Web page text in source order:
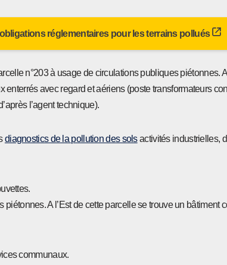
réglementaires pour les terrains pollués
n°203 à usage de circulations publiques piétonnes.
avec regard et aériens (poste transformateurs
l’agent technique).
diagnostics de la pollution des solsactivités industrielles,
A l’Est de cette parcelle se trouve un bâtiment
communaux.